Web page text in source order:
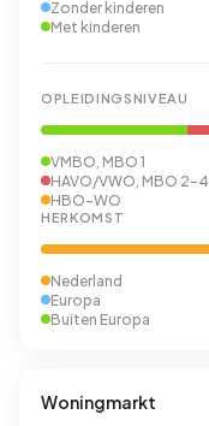
Zonder kinderen
Met kinderen
OPLEIDINGSNIVEAU
VMBO, MBO 1
HAVO/VWO, MBO 2-4
HBO-WO
HERKOMST
Nederland
Europa
Buiten Europa
Woningmarkt